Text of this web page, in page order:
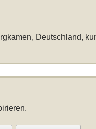
Deutschland,